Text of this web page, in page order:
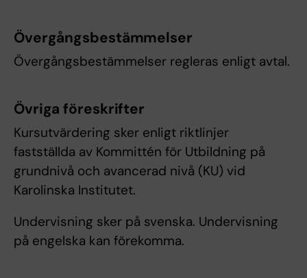
Övergångsbestämmelser
Övergångsbestämmelser regleras enligt avtal.
Övriga föreskrifter
Kursutvärdering sker enligt riktlinjer
fastställda av Kommittén för Utbildning på
grundnivå och avancerad nivå (KU) vid
Karolinska Institutet.
Undervisning sker på svenska. Undervisning
på engelska kan förekomma.